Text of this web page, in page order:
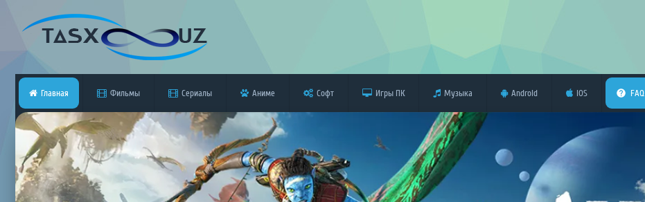
Главная Фильмы Сериалы Аниме Софт Игры ПК Музыка Android iOS FAQ